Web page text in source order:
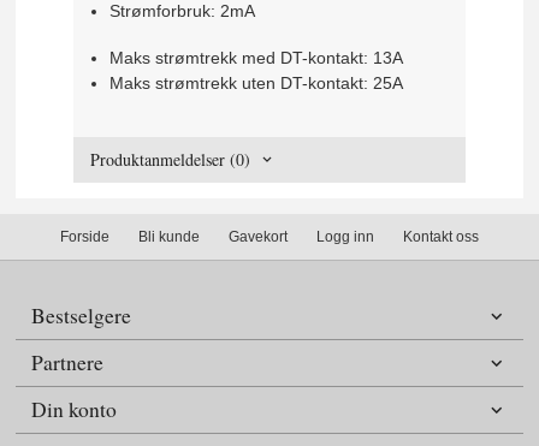
Strømforbruk: 2mA
Maks strømtrekk med DT-kontakt: 13A
Maks strømtrekk uten DT-kontakt: 25A
Produktanmeldelser (0)
Forside Bli kunde Gavekort Logg inn Kontakt oss
Bestselgere
Partnere
Din konto